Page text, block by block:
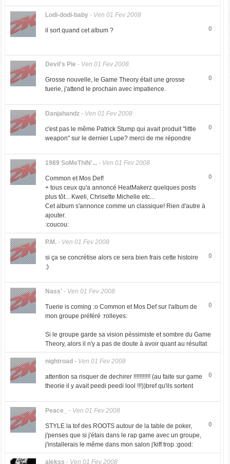
Lodi-dodi-baby- Ven 01 Fev 2008
0
il sort quand cet album ?
Devil's Pie - Ven 01 Fev 2008
0
Grosse nouvelle, le Game Theory était une grosse
tuerie, j'attend le prochain avec impatience.
Danjahandz- Ven 01 Fev 2008
0
c'est pas le même Patrick Stump qui avait produit "little
weapon" sur le dernier Lupe? merci de me répondre
1989 SoMeThiN'...- Ven 01 Fev 2008
0
Common et Mos Def!
+ tous ceux qu'a annoncé HeatMakerz quelques posts
plus tôt... Kweli, Chrisette Michelle etc...
Cet album s'annonce comme un classique! Rien d'autre à
ajouter.
:coucou:
P.M.- Ven 01 Fev 2008
0
si ça se concrétise alors ce sera bien frais cette histoire
:)
Nass' - Ven 01 Fev 2008
0
Tuerie is coming :o Common et Mos Def sur l'album de
mon groupe préféré :rolleyes:
Si le groupe garde sa vision péssimiste et sombre du Game
Theory, alors il n'y a pas de doute à avoir quant au résultat
nightroad - Ven 01 Fev 2008
0
attention sa risquer de dechirer !!!!!!!!!!! (au faite sur game
theorie il y avait peedi peedi lool !!!))bref qu'ils sortent
Peace_ - Ven 01 Fev 2008
0
STYLE la tof des ROOTS autour de la table de poker,
j'penses que si j'étais dans le rap game avec un groupe,
j'installerais le même dans mon salon j'kiff trop :good:
alekss - Ven 01 Fev 2008